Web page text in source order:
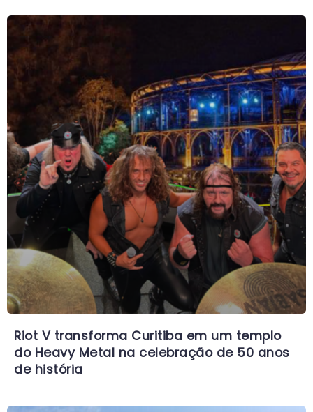
Riot V transforma Curitiba em um templo
do Heavy Metal na celebração de 50 anos
de história